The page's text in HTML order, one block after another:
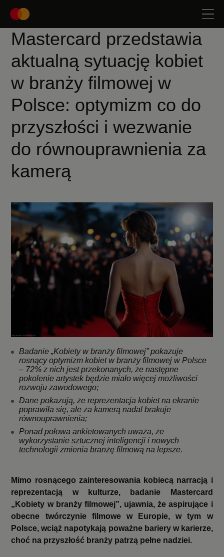
Mastercard przedstawia
aktualną sytuację kobiet
w branży filmowej w
Polsce: optymizm co do
przyszłości i wezwanie
do równouprawnienia za
kamerą
Badanie „Kobiety w branży filmowej” pokazuje
rosnący optymizm kobiet w branży filmowej w Polsce
– 72% z nich jest przekonanych, że następne
pokolenie artystek będzie miało więcej możliwości
rozwoju zawodowego;
Dane pokazują, że reprezentacja kobiet na ekranie
poprawiła się, ale za kamerą nadal brakuje
równouprawnienia;
Ponad połowa ankietowanych uważa, że
wykorzystanie sztucznej inteligencji i nowych
technologii zmienia branżę filmową na lepsze.
Mimo rosnącego zainteresowania kobiecą narracją i
reprezentacją w kulturze, badanie Mastercard
„Kobiety w branży filmowej”, ujawnia, że aspirujące i
obecne twórczynie filmowe w Europie, w tym w
Polsce, wciąż napotykają poważne bariery w karierze,
choć na przyszłość branży patrzą pełne nadziei.